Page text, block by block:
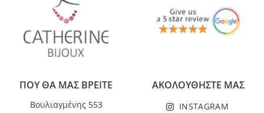
ΠΟΥ ΘΑ ΜΑΣ ΒΡΕΙΤΕ
Βουλιαγμένης 553
ΑΚΟΛΟΥΘΗΣΤΕ ΜΑΣ
INSTAGRAM